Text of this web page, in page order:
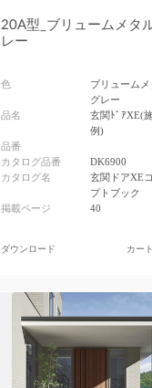
20A型_ブリュームメタ
レー
色
ブリューム
グレー
品名
玄関ﾄﾞｱXE(
例)
品番
カタログ品番
DK6900
カタログ名
玄関ドアXE
プトブック
掲載ページ
40
ダウンロード カー